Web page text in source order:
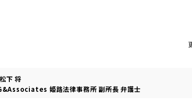
下 将
姫路法律事務所副所長 弁護士